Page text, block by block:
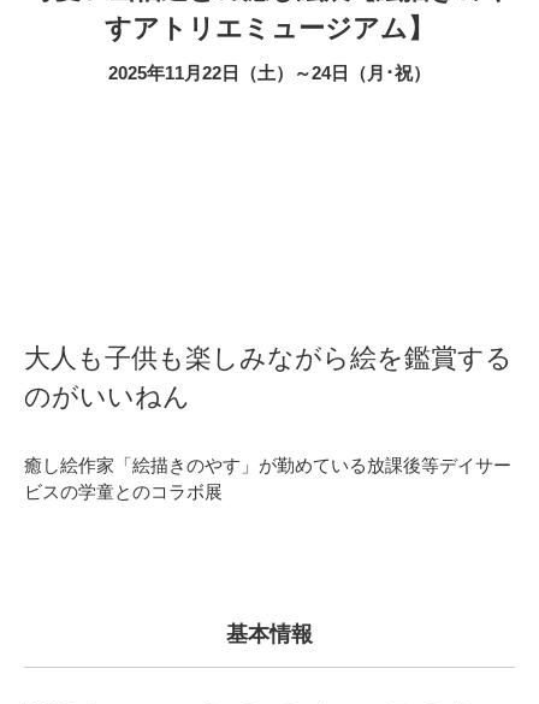
すアトリエミュージアム】
2025年11月22日（土）～24日（月･祝）
大人も子供も楽しみながら絵を鑑賞する
のがいいねん
癒し絵作家「絵描きのやす」が勤めている放課後等デイサー
ビスの学童とのコラボ展
基本情報